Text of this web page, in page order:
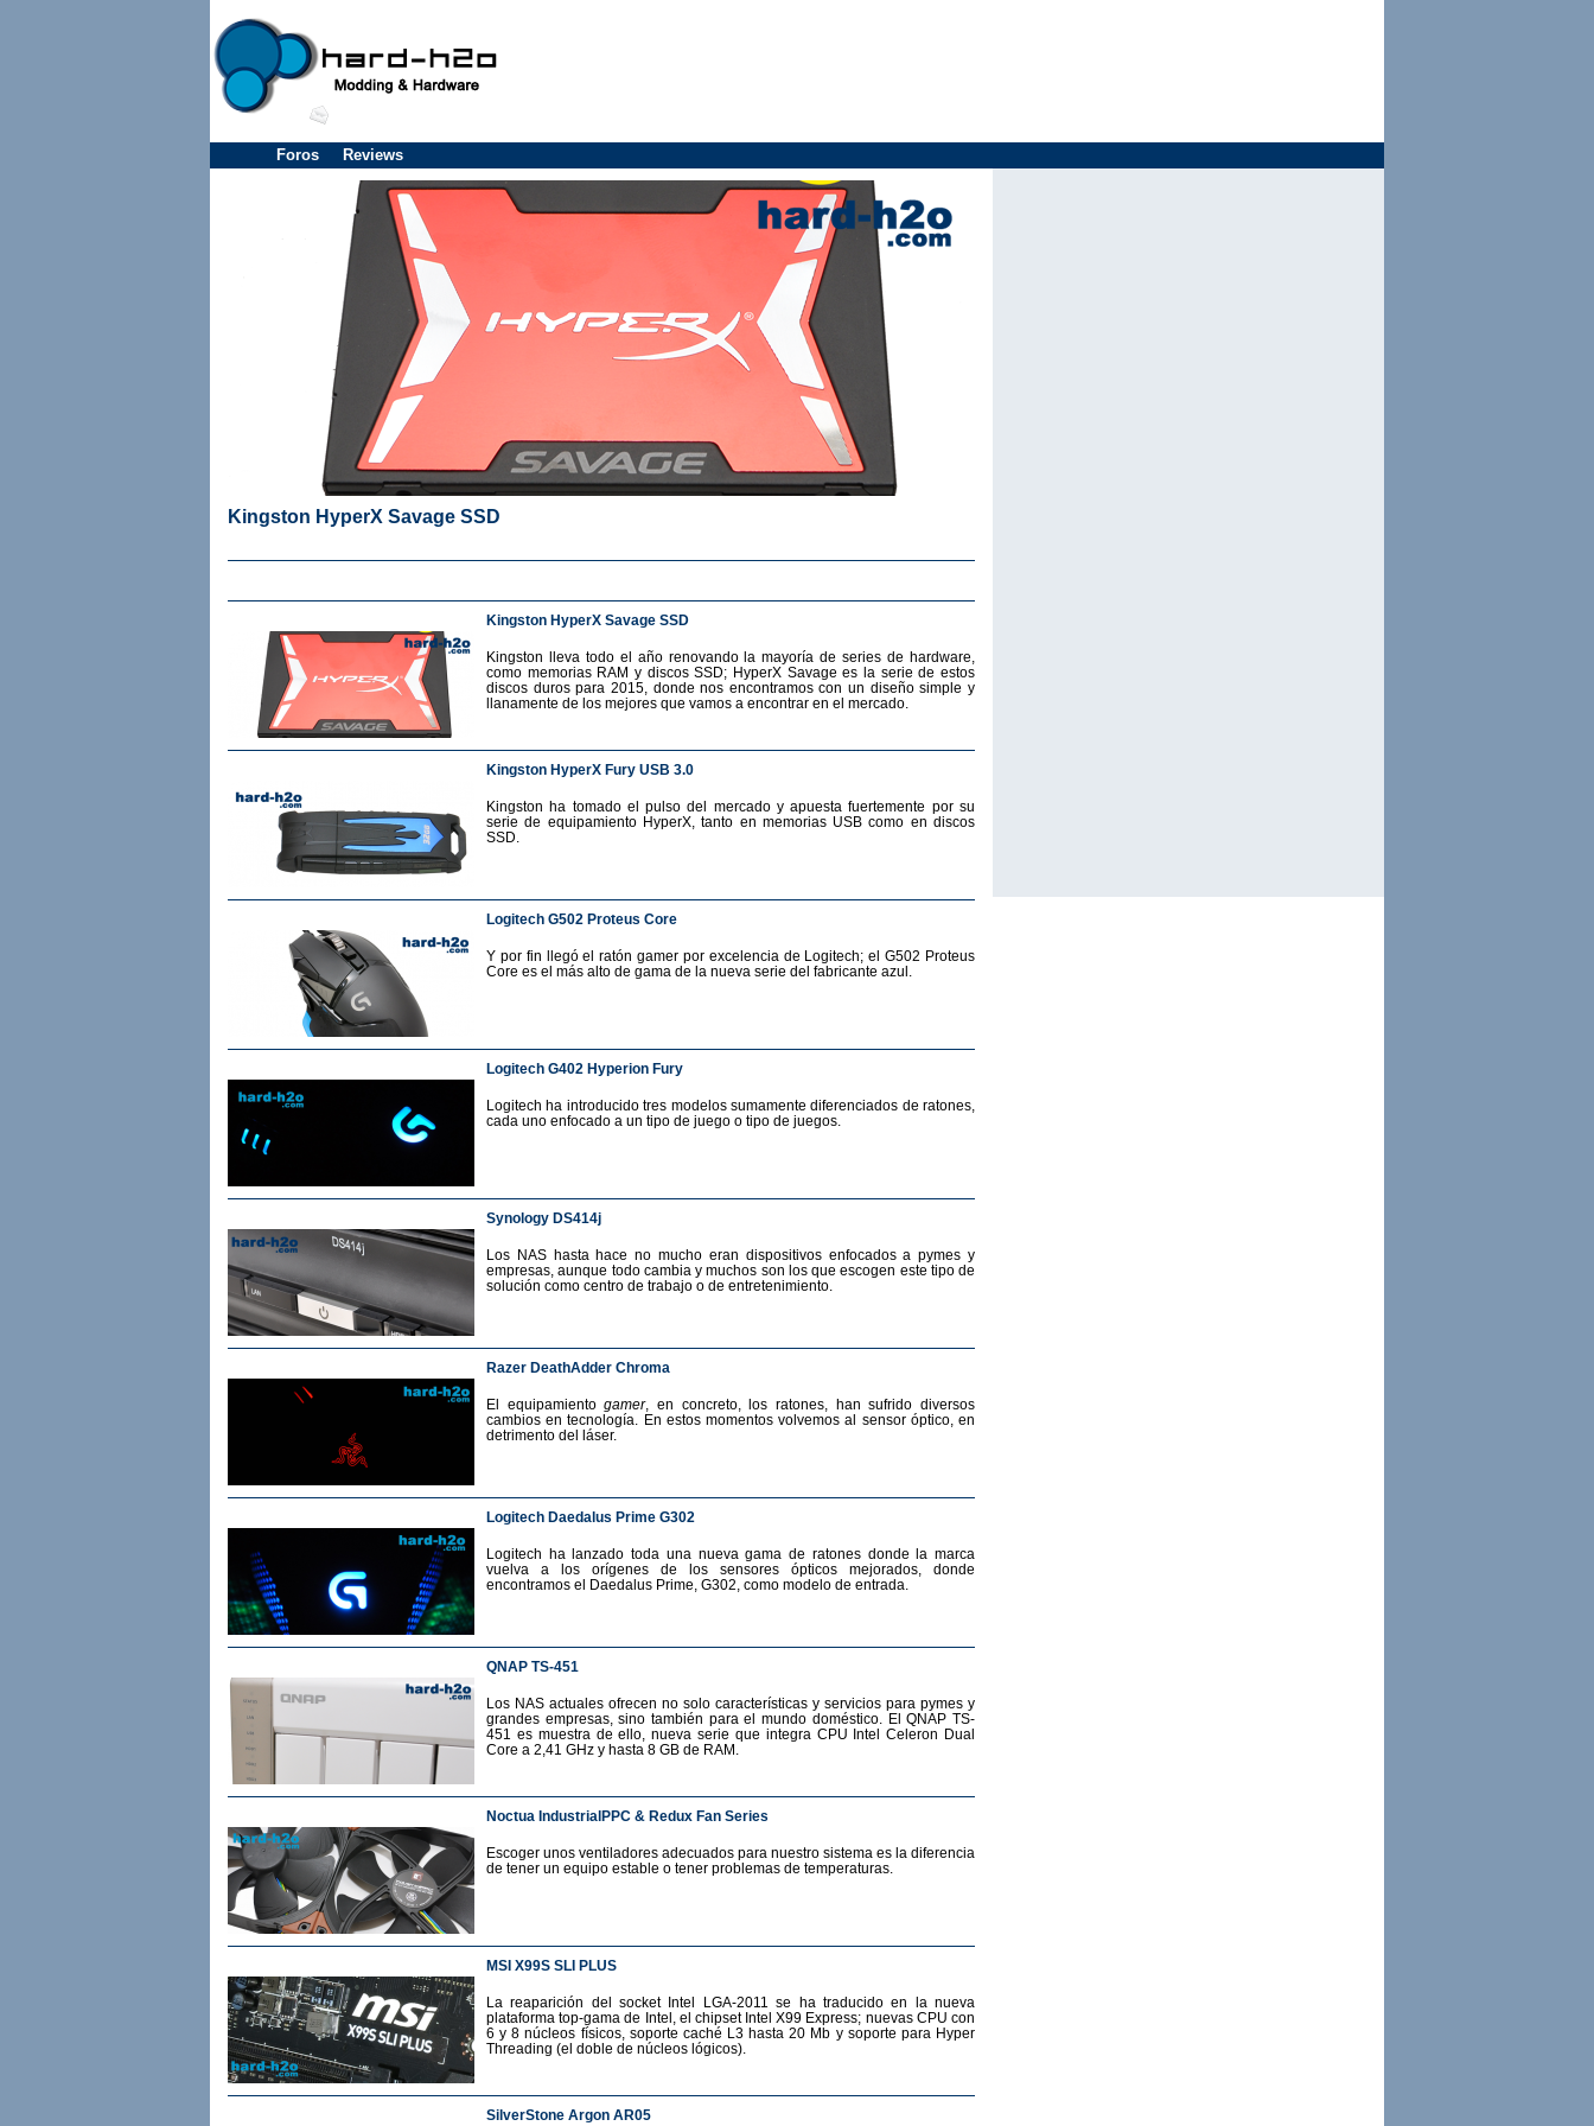
Foros Reviews
Kingston HyperX Savage SSD
Kingston HyperX Savage SSD
Kingston lleva todo el año renovando la mayoría de series de hardware,
como memorias RAM y discos SSD; HyperX Savage es la serie de estos
discos duros para 2015, donde nos encontramos con un diseño simple y
llanamente de los mejores que vamos a encontrar en el mercado.
Kingston HyperX Fury USB 3.0
Kingston ha tomado el pulso del mercado y apuesta fuertemente por su
serie de equipamiento HyperX, tanto en memorias USB como en discos
SSD.
Logitech G502 Proteus Core
Y por fin llegó el ratón gamer por excelencia de Logitech; el G502 Proteus
Core es el más alto de gama de la nueva serie del fabricante azul.
Logitech G402 Hyperion Fury
Logitech ha introducido tres modelos sumamente diferenciados de ratones,
cada uno enfocado a un tipo de juego o tipo de juegos.
Synology DS414j
Los NAS hasta hace no mucho eran dispositivos enfocados a pymes y
empresas, aunque todo cambia y muchos son los que escogen este tipo de
solución como centro de trabajo o de entretenimiento.
Razer DeathAdder Chroma
El equipamientogamer, en concreto, los ratones, han sufrido diversos
cambios en tecnología. En estos momentos volvemos al sensor óptico, en
detrimento del láser.
Logitech Daedalus Prime G302
Logitech ha lanzado toda una nueva gama de ratones donde la marca
vuelva a los orígenes de los sensores ópticos mejorados, donde
encontramos el Daedalus Prime, G302, como modelo de entrada.
QNAP TS-451
Los NAS actuales ofrecen no solo características y servicios para pymes y
grandes empresas, sino también para el mundo doméstico. El QNAP TS-
451 es muestra de ello, nueva serie que integra CPU Intel Celeron Dual
Core a 2,41 GHz y hasta 8 GB de RAM.
Noctua IndustrialPPC & Redux Fan Series
Escoger unos ventiladores adecuados para nuestro sistema es la diferencia
de tener un equipo estable o tener problemas de temperaturas.
MSI X99S SLI PLUS
La reaparición del socket Intel LGA-2011 se ha traducido en la nueva
plataforma top-gama de Intel, el chipset Intel X99 Express; nuevas CPU con
6 y 8 núcleos físicos, soporte caché L3 hasta 20 Mb y soporte para Hyper
Threading (el doble de núcleos lógicos).
SilverStone Argon AR05